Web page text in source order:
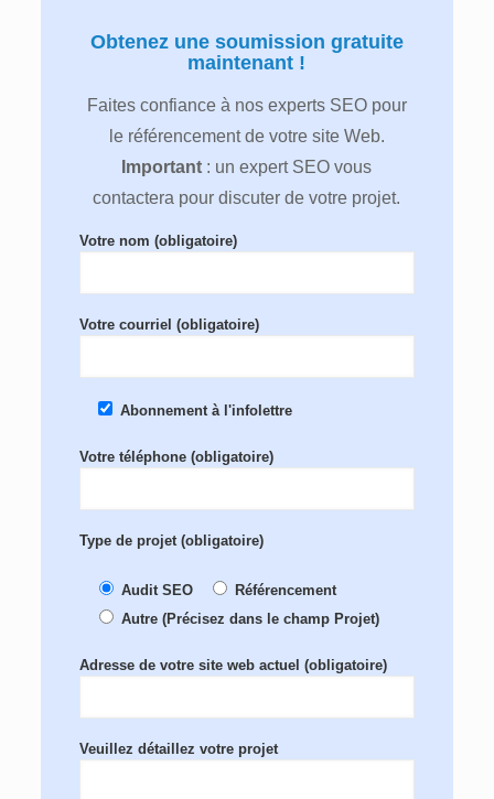
Obtenez une soumission gratuite
maintenant !
Faites confiance à nos experts SEO pour
le référencement de votre site Web.
Important : un expert SEO vous
contactera pour discuter de votre projet.
Votre nom (obligatoire)
Votre courriel (obligatoire)
Abonnement à l'infolettre
Votre téléphone (obligatoire)
Type de projet (obligatoire)
Audit SEO
Référencement
Autre (Précisez dans le champ Projet)
Adresse de votre site web actuel (obligatoire)
Veuillez détaillez votre projet